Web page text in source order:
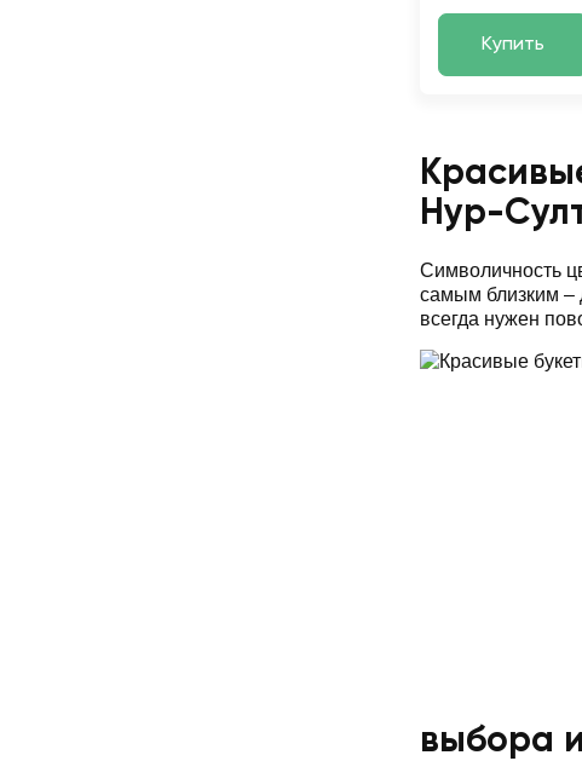
Купить
Нур-
Символичность
самым близким –
всегда нужен
выбора